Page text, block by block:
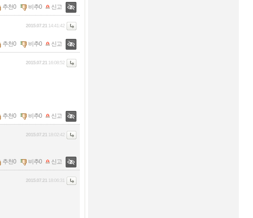
추천0 비추0 신고
2015.07.21 14:41:42
추천0 비추0 신고
2015.07.21 16:08:52
추천0 비추0 신고
2015.07.21 18:02:42
추천0 비추0 신고
2015.07.21 18:06:31